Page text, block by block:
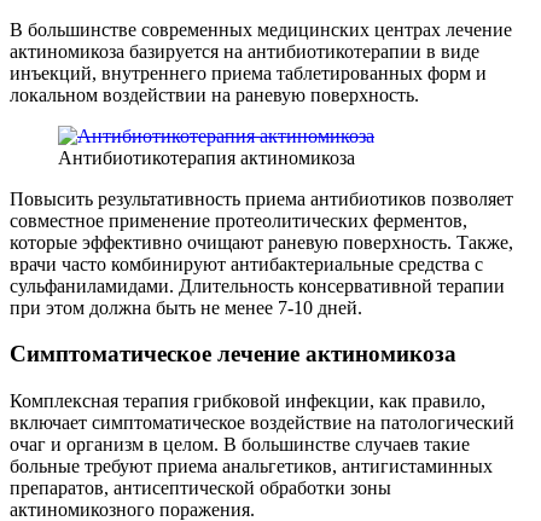
В большинстве современных медицинских центрах лечение
актиномикоза базируется на антибиотикотерапии в виде
инъекций, внутреннего приема таблетированных форм и
локальном воздействии на раневую поверхность.
Антибиотикотерапия актиномикоза
Повысить результативность приема антибиотиков позволяет
совместное применение протеолитических ферментов,
которые эффективно очищают раневую поверхность. Также,
врачи часто комбинируют антибактериальные средства с
сульфаниламидами. Длительность консервативной терапии
при этом должна быть не менее 7-10 дней.
Симптоматическое лечение актиномикоза
Комплексная терапия грибковой инфекции, как правило,
включает симптоматическое воздействие на патологический
очаг и организм в целом. В большинстве случаев такие
больные требуют приема анальгетиков, антигистаминных
препаратов, антисептической обработки зоны
актиномикозного поражения.